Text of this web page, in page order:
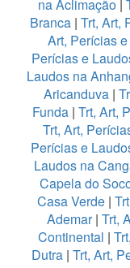
na Aclimação|
Branca | Trt, Art,
Art, Perícias
Perícias e
Laudos na
Aricanduva |
Funda | Trt, Art,
Trt, Art,
Perícias e
Laudos na
Capela do
Casa Verde |
Ademar| Trt,
Continental |
Dutra | Trt, Art,